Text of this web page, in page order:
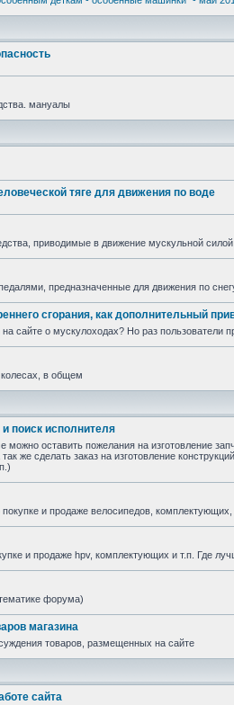
мануалы
тяге для движения по воде
приводимые в движение мускульной силой
предназначенные для движения по
сгорания, как дополнительный
сайте о мускулоходах? Но раз пользователи
в общем
поиск исполнителя
можно оставить пожелания на изготовление
же сделать заказ на изготовление
и продаже велосипедов,
и продаже hpv, комплектующих и т.п. Где
форума)
магазина
товаров, размещенных на сайте
сайта